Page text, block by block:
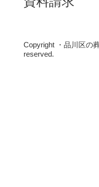
Copyright ・品川区の
reserved.